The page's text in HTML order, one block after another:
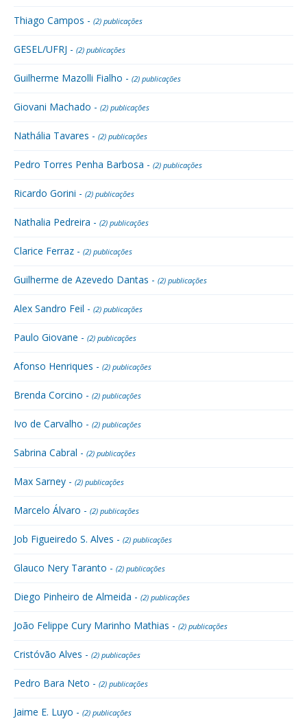
Thiago Campos - (2) publicações
GESEL/UFRJ - (2) publicações
Guilherme Mazolli Fialho - (2) publicações
Giovani Machado - (2) publicações
Nathália Tavares - (2) publicações
Pedro Torres Penha Barbosa - (2) publicações
Ricardo Gorini - (2) publicações
Nathalia Pedreira - (2) publicações
Clarice Ferraz - (2) publicações
Guilherme de Azevedo Dantas - (2) publicações
Alex Sandro Feil - (2) publicações
Paulo Giovane - (2) publicações
Afonso Henriques - (2) publicações
Brenda Corcino - (2) publicações
Ivo de Carvalho - (2) publicações
Sabrina Cabral - (2) publicações
Max Sarney - (2) publicações
Marcelo Álvaro - (2) publicações
Job Figueiredo S. Alves - (2) publicações
Glauco Nery Taranto - (2) publicações
Diego Pinheiro de Almeida - (2) publicações
João Felippe Cury Marinho Mathias - (2) publicações
Cristóvão Alves - (2) publicações
Pedro Bara Neto - (2) publicações
Jaime E. Luyo - (2) publicações